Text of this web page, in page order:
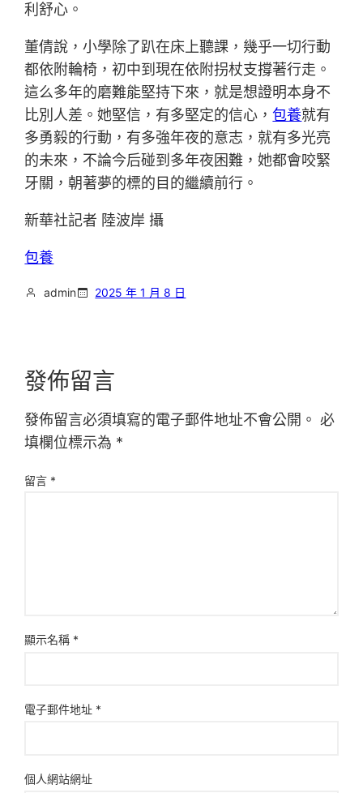
利舒心。
董倩說，小學除了趴在床上聽課，幾乎一切行動
都依附輪椅，初中到現在依附拐杖支撐著行走。
這么多年的磨難能堅持下來，就是想證明本身不
比別人差。她堅信，有多堅定的信心，包養就有
多勇毅的行動，有多強年夜的意志，就有多光亮
的未來，不論今后碰到多年夜困難，她都會咬緊
牙關，朝著夢的標的目的繼續前行。
新華社記者 陸波岸 攝
包養
admin 2025 年 1 月 8 日
發佈留言
發佈留言必須填寫的電子郵件地址不會公開。 必
填欄位標示為 *
留言 *
顯示名稱 *
電子郵件地址 *
個人網站網址